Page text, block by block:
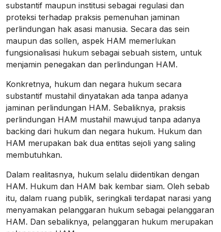
substantif maupun institusi sebagai regulasi dan
proteksi terhadap praksis pemenuhan jaminan
perlindungan hak asasi manusia. Secara das sein
maupun das sollen, aspek HAM memerlukan
fungsionalisasi hukum sebagai sebuah sistem, untuk
menjamin penegakan dan perlindungan HAM.
Konkretnya, hukum dan negara hukum secara
substantif mustahil dinyatakan ada tanpa adanya
jaminan perlindungan HAM. Sebaliknya, praksis
perlindungan HAM mustahil mawujud tanpa adanya
backing dari hukum dan negara hukum. Hukum dan
HAM merupakan bak dua entitas sejoli yang saling
membutuhkan.
Dalam realitasnya, hukum selalu diidentikan dengan
HAM. Hukum dan HAM bak kembar siam. Oleh sebab
itu, dalam ruang publik, seringkali terdapat narasi yang
menyamakan pelanggaran hukum sebagai pelanggaran
HAM. Dan sebaliknya, pelanggaran hukum merupakan